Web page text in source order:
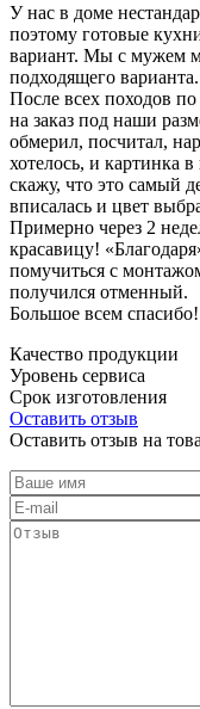
У нас в доме
поэтому готовые
вариант. Мы с мужем
подходящего варианта.
После всех походов
на заказ под наши
обмерил, посчитал,
хотелось, и картинка
скажу, что это самый
вписалась и цвет
Примерно через 2
красавицу!
помучиться с
получился отменный.
Большое всем
Качество продукции
Уровень сервиса
Срок изготовления
Оставить отзыв
Оставить отзыв на